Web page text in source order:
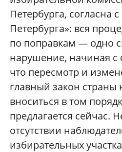
Петербурга, согласна
Петербурга»: вся
по поправкам — одно
нарушение, начиная с
что пересмотр и
главный закон страны
вноситься в том
предлагается сейчас.
отсутствии
избирательных